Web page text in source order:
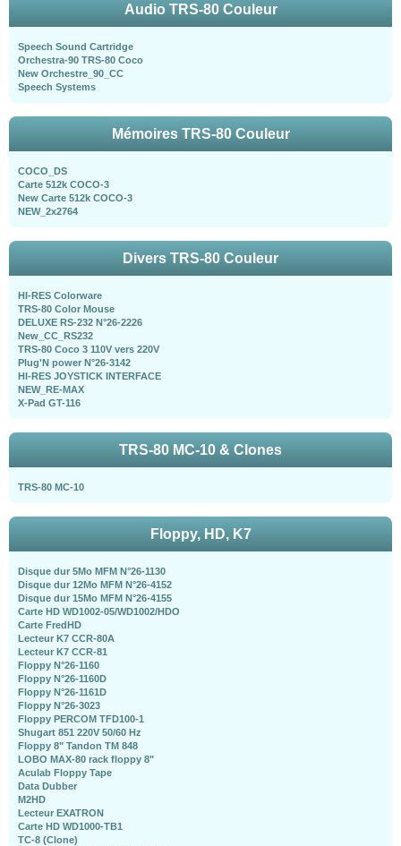
Audio TRS-80 Couleur
Speech Sound Cartridge
Orchestra-90 TRS-80 Coco
New Orchestre_90_CC
Speech Systems
Mémoires TRS-80 Couleur
COCO_DS
Carte 512k COCO-3
New Carte 512k COCO-3
NEW_2x2764
Divers TRS-80 Couleur
HI-RES Colorware
TRS-80 Color Mouse
DELUXE RS-232 N°26-2226
New_CC_RS232
TRS-80 Coco 3 110V vers 220V
Plug'N power N°26-3142
HI-RES JOYSTICK INTERFACE
NEW_RE-MAX
X-Pad GT-116
TRS-80 MC-10 & Clones
TRS-80 MC-10
Floppy, HD, K7
Disque dur 5Mo MFM N°26-1130
Disque dur 12Mo MFM N°26-4152
Disque dur 15Mo MFM N°26-4155
Carte HD WD1002-05/WD1002/HDO
Carte FredHD
Lecteur K7 CCR-80A
Lecteur K7 CCR-81
Floppy N°26-1160
Floppy N°26-1160D
Floppy N°26-1161D
Floppy N°26-3023
Floppy PERCOM TFD100-1
Shugart 851 220V 50/60 Hz
Floppy 8" Tandon TM 848
LOBO MAX-80 rack floppy 8"
Aculab Floppy Tape
Data Dubber
M2HD
Lecteur EXATRON
Carte HD WD1000-TB1
TC-8 (Clone)